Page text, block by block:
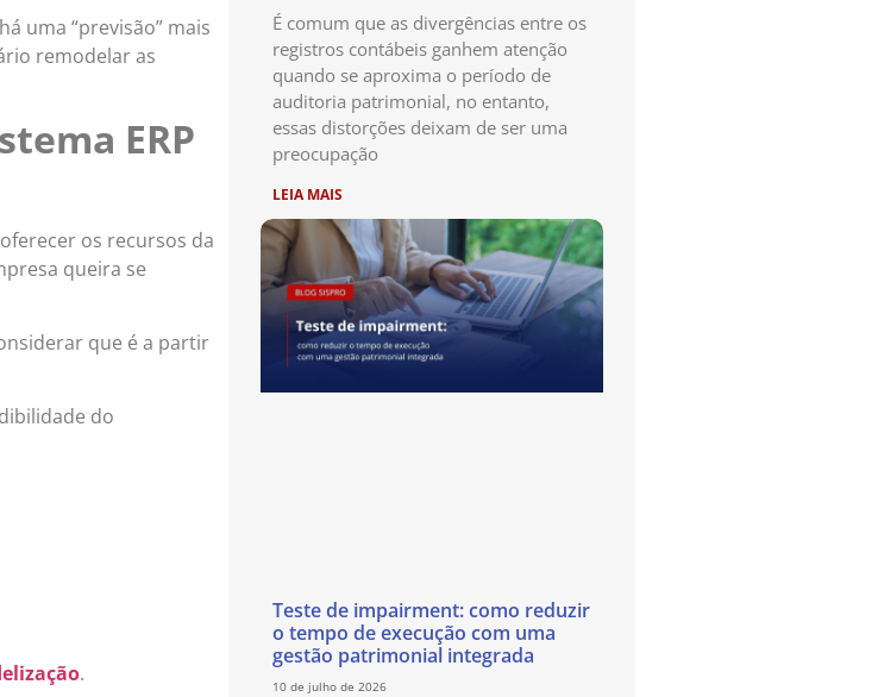
uma “previsão” mais
remodelar as
ERP
os recursos da
queira se
que é a partir
do
.
É comum que as divergências entre os
registros contábeis ganhem atenção
quando se aproxima o período de
auditoria patrimonial, no entanto,
essas distorções deixam de ser uma
preocupação
LEIA MAIS
Teste de impairment: como reduzir
o tempo de execução com uma
gestão patrimonial integrada
10 de julho de 2026